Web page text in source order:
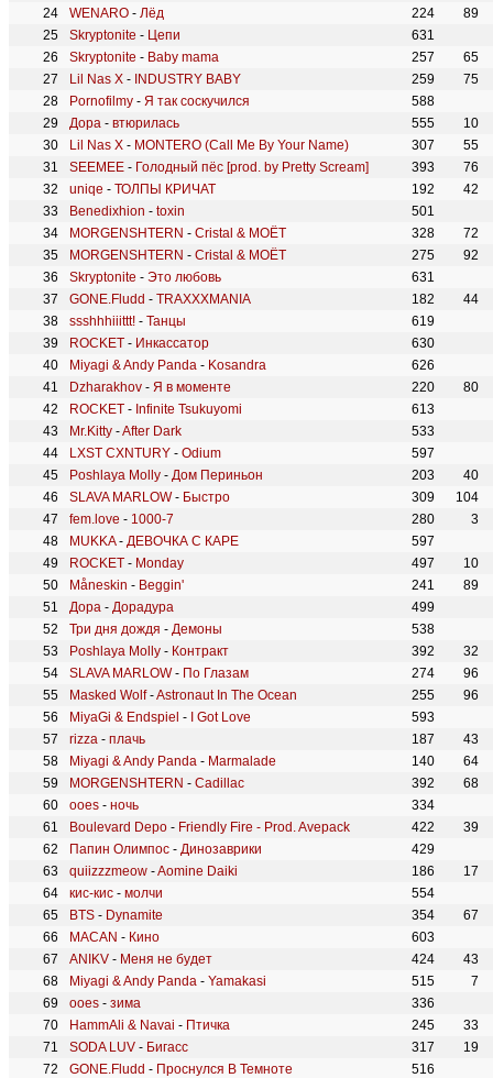
WENARO - Лёд 224
89
Skryptonite - Цепи
631
Skryptonite - Baby mama 257
65
Lil Nas X - INDUSTRY BABY 259
75
Pornofilmy - Я так соскучился
588
Дора - втюрилась 555
10
Lil Nas X - MONTERO (Call Me By Your Name) 307
55
SEEMEE - Голодный пёс [prod. by Pretty Scream] 393
76
uniqe - ТОЛПЫ КРИЧАТ 192
42
Benedixhion - toxin
501
MORGENSHTERN - Cristal & МОЁТ 328
72
MORGENSHTERN - Cristal & МОЁТ 275
92
Skryptonite - Это любовь
631
GONE.Fludd - TRAXXXMANIA 182
44
ssshhhiiittt! - Танцы
619
ROCKET - Инкассатор
630
Miyagi & Andy Panda - Kosandra
626
Dzharakhov - Я в моменте 220
80
ROCKET - Infinite Tsukuyomi
613
Mr.Kitty -After Dark
533
LXST CXNTURY - Odium
597
Poshlaya Molly - Дом Периньон 203
40
SLAVA MARLOW- Быстро 309
104
fem.love - 1000-7 280
3
MUKKA- ДЕВОЧКА С КАРЕ
597
ROCKET - Monday 497
10
Måneskin - Beggin' 241
89
Дора - Дорадура
499
Три дня дождя - Демоны
538
Poshlaya Molly - Контракт 392
32
SLAVA MARLOW- По Глазам 274
96
Masked Wolf-Astronaut In The Ocean 255
96
MiyaGi & Endspiel - I Got Love
593
rizza - плачь 187
43
Miyagi & Andy Panda - Marmalade 140
64
MORGENSHTERN - Cadillac 392
68
ooes - ночь
334
Boulevard Depo - Friendly Fire - Prod. Avepack 422
39
Папин Олимпос - Динозаврики
429
quiizzzmeow -Aomine Daiki 186
17
кис-кис - молчи
554
BTS - Dynamite 354
67
MACAN - Кино
603
ANIKV - Меня не будет 424
43
Miyagi & Andy Panda - Yamakasi 515
7
ooes - зима
336
HammAli & Navai - Птичка 245
33
SODA LUV - Бигасс 317
19
GONE.Fludd - Проснулся В Темноте
516